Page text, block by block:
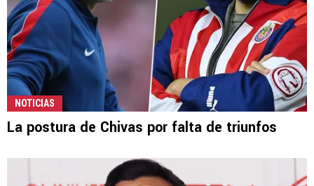
NOTICIAS
La postura de Chivas por falta de triunfos